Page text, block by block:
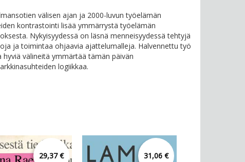
välisen ajan ja 2000-luvun työelämän
kontrastointi lisää ymmärrystä työelämän
Nykyisyydessä on läsnä menneisyydessä tehtyjä
ja toimintaa ohjaavia ajattelumalleja. Halvennettu työ
hyviä välineitä ymmärtää tämän päivän
logiikkaa.
29,37 € 31,06 €